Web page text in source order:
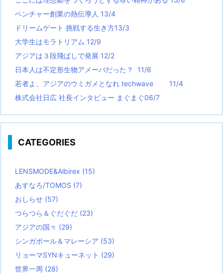
ベンチャー創業の熱伝導人 13/4
ドリームゲート 挑戦する生き方13/3
大学生はモラトリアム 12/9
アジアは３段飛ばしで発展 12/2
日本人は不定形生物アメーバだった？ 11/6
若者よ、アジアのウミガメとなれ techwave
11/4
株式会社日広 社長インタビュー まぐまぐ06/7
CATEGORIES
LENSMODE&Albirex (15)
あすなろ/TOMOS (7)
おしらせ (57)
つらつら＆ぐだぐだ (23)
アジアの国々 (29)
シンガポール＆マレーシア (53)
リョーマSYNキューネット (29)
世界一周 (28)